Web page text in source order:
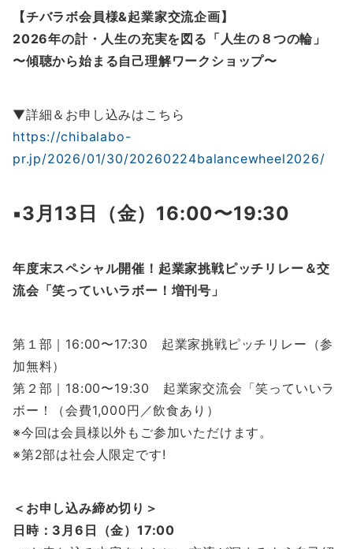
【チバラボ会員様&起業家交流企画】
2026年の計・人生の充実を図る「人生の８つの輪」
〜傾聴から始まる自己理解ワークショップ〜
▼詳細＆お申し込みはこちら
https://chibalabo-
pr.jp/2026/01/30/20260224balancewheel2026/
▪️3月13日（金）16:00〜19:30
年度末スペシャル開催！起業家挑戦ピッチリレー＆交
流会「笑っていいラボー！増刊号」
第１部｜16:00〜17:30 起業家挑戦ピッチリレー（参
加無料）
第２部｜18:00〜19:30 起業家交流会「笑っていいラ
ボー！（会費1,000円／飲食あり）
※今回は会員様以外もご参加いただけます。
※第2部は社会人限定です!
＜お申し込み締め切り＞
日時：3月6日（金）17:00